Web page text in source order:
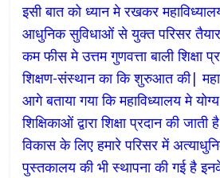
इसी बात को ध्यान मे रखकर
आधुनिक सुविधाओं से युक्त परिसर तैयार
कम फीस मे उत्तम गुणवत्ता बाली शिक्षा
शिक्षण-संस्थान का कि शुरुआत की|
आगे बताया गया कि महाविध्यालय मे
शिक्षिकाओं द्वारा शिक्षा प्रदान की जाती
विकास के लिए हमारे परिसर में
पुस्तकालय की भी स्थापना की गई है